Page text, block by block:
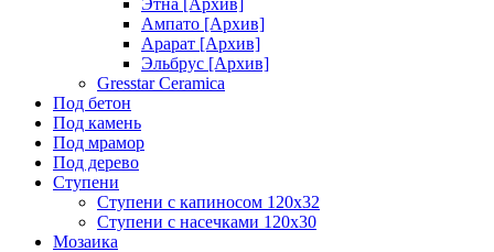
Этна [Архив]
Ампато [Архив]
Арарат [Архив]
Эльбрус [Архив]
Gresstar Ceramica
Под бетон
Под камень
Под мрамор
Под дерево
Ступени
Ступени с капиносом 120х32
Ступени с насечками 120х30
Мозаика